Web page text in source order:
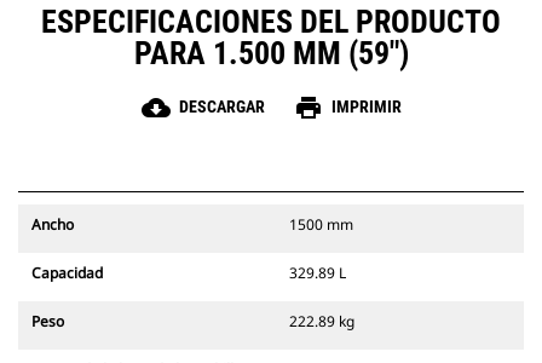
ESPECIFICACIONES DEL PRODUCTO
PARA 1.500 MM (59")
cloud_download DESCARGAR print IMPRIMIR
Ancho 1500 mm
Capacidad 329.89 L
Peso 222.89 kg